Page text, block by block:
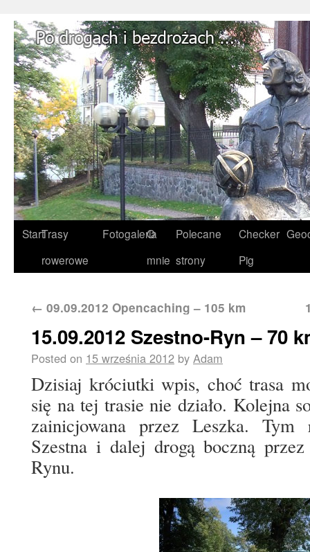
StartTrasy
rowerowe
Fotogaleria
O
mnie
Polecane
strony
Checker
Pig
← 09.09.2012 Opencaching – 105 km
15.09.2012 Szestno-Ryn – 70
Posted on 15 września 2012 by Adam
Dzisiaj króciutki wpis, choć trasa
się na tej trasie nie działo. Kolejna
zainicjowana przez Leszka. Tym
Szestna i dalej drogą boczną
Rynu.